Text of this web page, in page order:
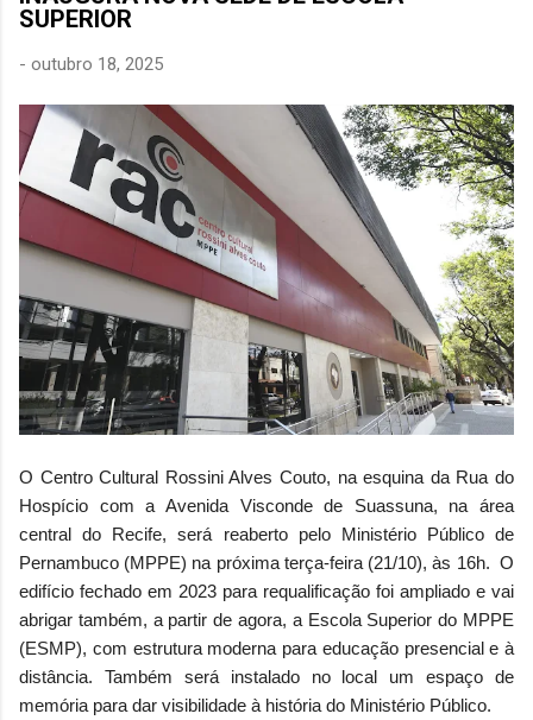
SUPERIOR
- outubro 18, 2025
O Centro Cultural Rossini Alves Couto, na esquina da Rua do
Hospício com a Avenida Visconde de Suassuna, na área
central do Recife, será reaberto pelo Ministério Público de
Pernambuco (MPPE) na próxima terça-feira (21/10), às 16h. O
edifício fechado em 2023 para requalificação foi ampliado e vai
abrigar também, a partir de agora, a Escola Superior do MPPE
(ESMP), com estrutura moderna para educação presencial e à
distância. Também será instalado no local um espaço de
memória para dar visibilidade à história do Ministério Público.